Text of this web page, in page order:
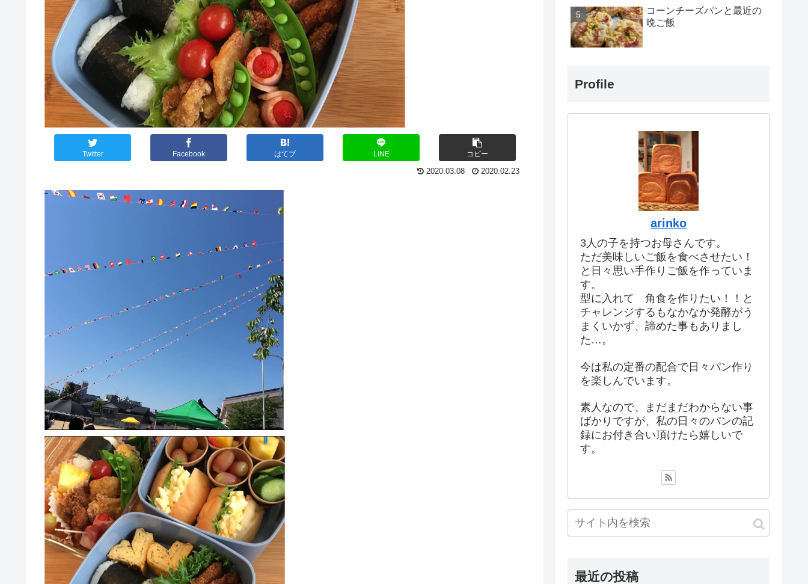
Twitter Facebook はてブ LINE コピー
2020.03.08 2020.02.23
コーンチーズパンと最近の
晩ご飯
Profile
arinko
3人の子を持つお母さんです。
ただ美味しいご飯を食べさせたい！
と日々思い手作りご飯を作っていま
す。
型に入れて 角食を作りたい！！と
チャレンジするもなかなか発酵がう
まくいかず、諦めた事もありまし
た…。
今は私の定番の配合で日々パン作り
を楽しんでいます。
素人なので、まだまだわからない事
ばかりですが、私の日々のパンの記
録にお付き合い頂けたら嬉しいで
す。
最近の投稿